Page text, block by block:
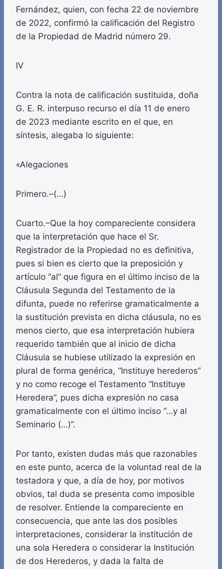
Fernández, quien, con fecha 22 de noviembre
de 2022, confirmó la calificación del Registro
de la Propiedad de Madrid número 29.
IV
Contra la nota de calificación sustituida, doña
G. E. R. interpuso recurso el día 11 de enero
de 2023 mediante escrito en el que, en
síntesis, alegaba lo siguiente:
«Alegaciones
Primero.–(…)
Cuarto.–Que la hoy compareciente considera
que la interpretación que hace el Sr.
Registrador de la Propiedad no es definitiva,
pues si bien es cierto que la preposición y
artículo “al” que figura en el último inciso de la
Cláusula Segunda del Testamento de la
difunta, puede no referirse gramaticalmente a
la sustitución prevista en dicha cláusula, no es
menos cierto, que esa interpretación hubiera
requerido también que al inicio de dicha
Cláusula se hubiese utilizado la expresión en
plural de forma genérica, “Instituye herederos”
y no como recoge el Testamento “Instituye
Heredera”, pues dicha expresión no casa
gramaticalmente con el último inciso “…y al
Seminario (…)”.
Por tanto, existen dudas más que razonables
en este punto, acerca de la voluntad real de la
testadora y que, a día de hoy, por motivos
obvios, tal duda se presenta como imposible
de resolver. Entiende la compareciente en
consecuencia, que ante las dos posibles
interpretaciones, considerar la institución de
una sola Heredera o considerar la Institución
de dos Herederos, y dada la falta de